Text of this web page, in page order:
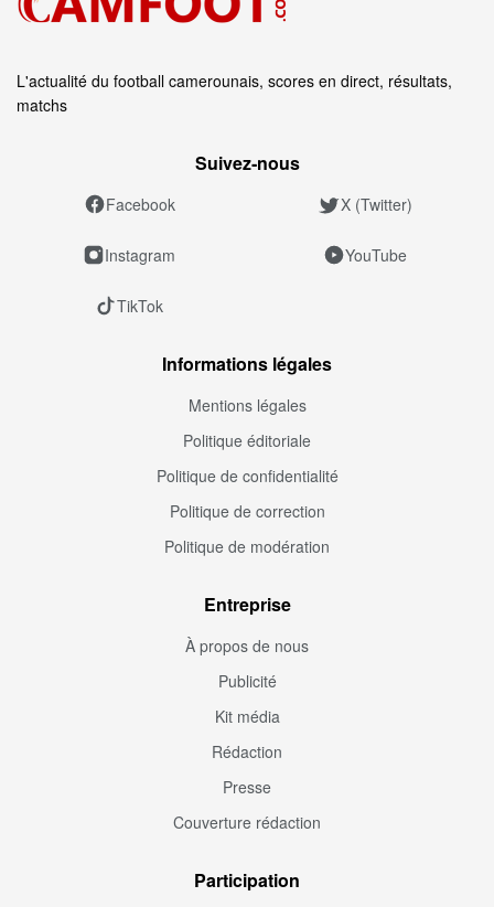
L'actualité du football camerounais, scores en direct, résultats,
matchs
Suivez‑nous
Facebook X (Twitter)
Instagram YouTube
TikTok
Informations légales
Mentions légales
Politique éditoriale
Politique de confidentialité
Politique de correction
Politique de modération
Entreprise
À propos de nous
Publicité
Kit média
Rédaction
Presse
Couverture rédaction
Participation